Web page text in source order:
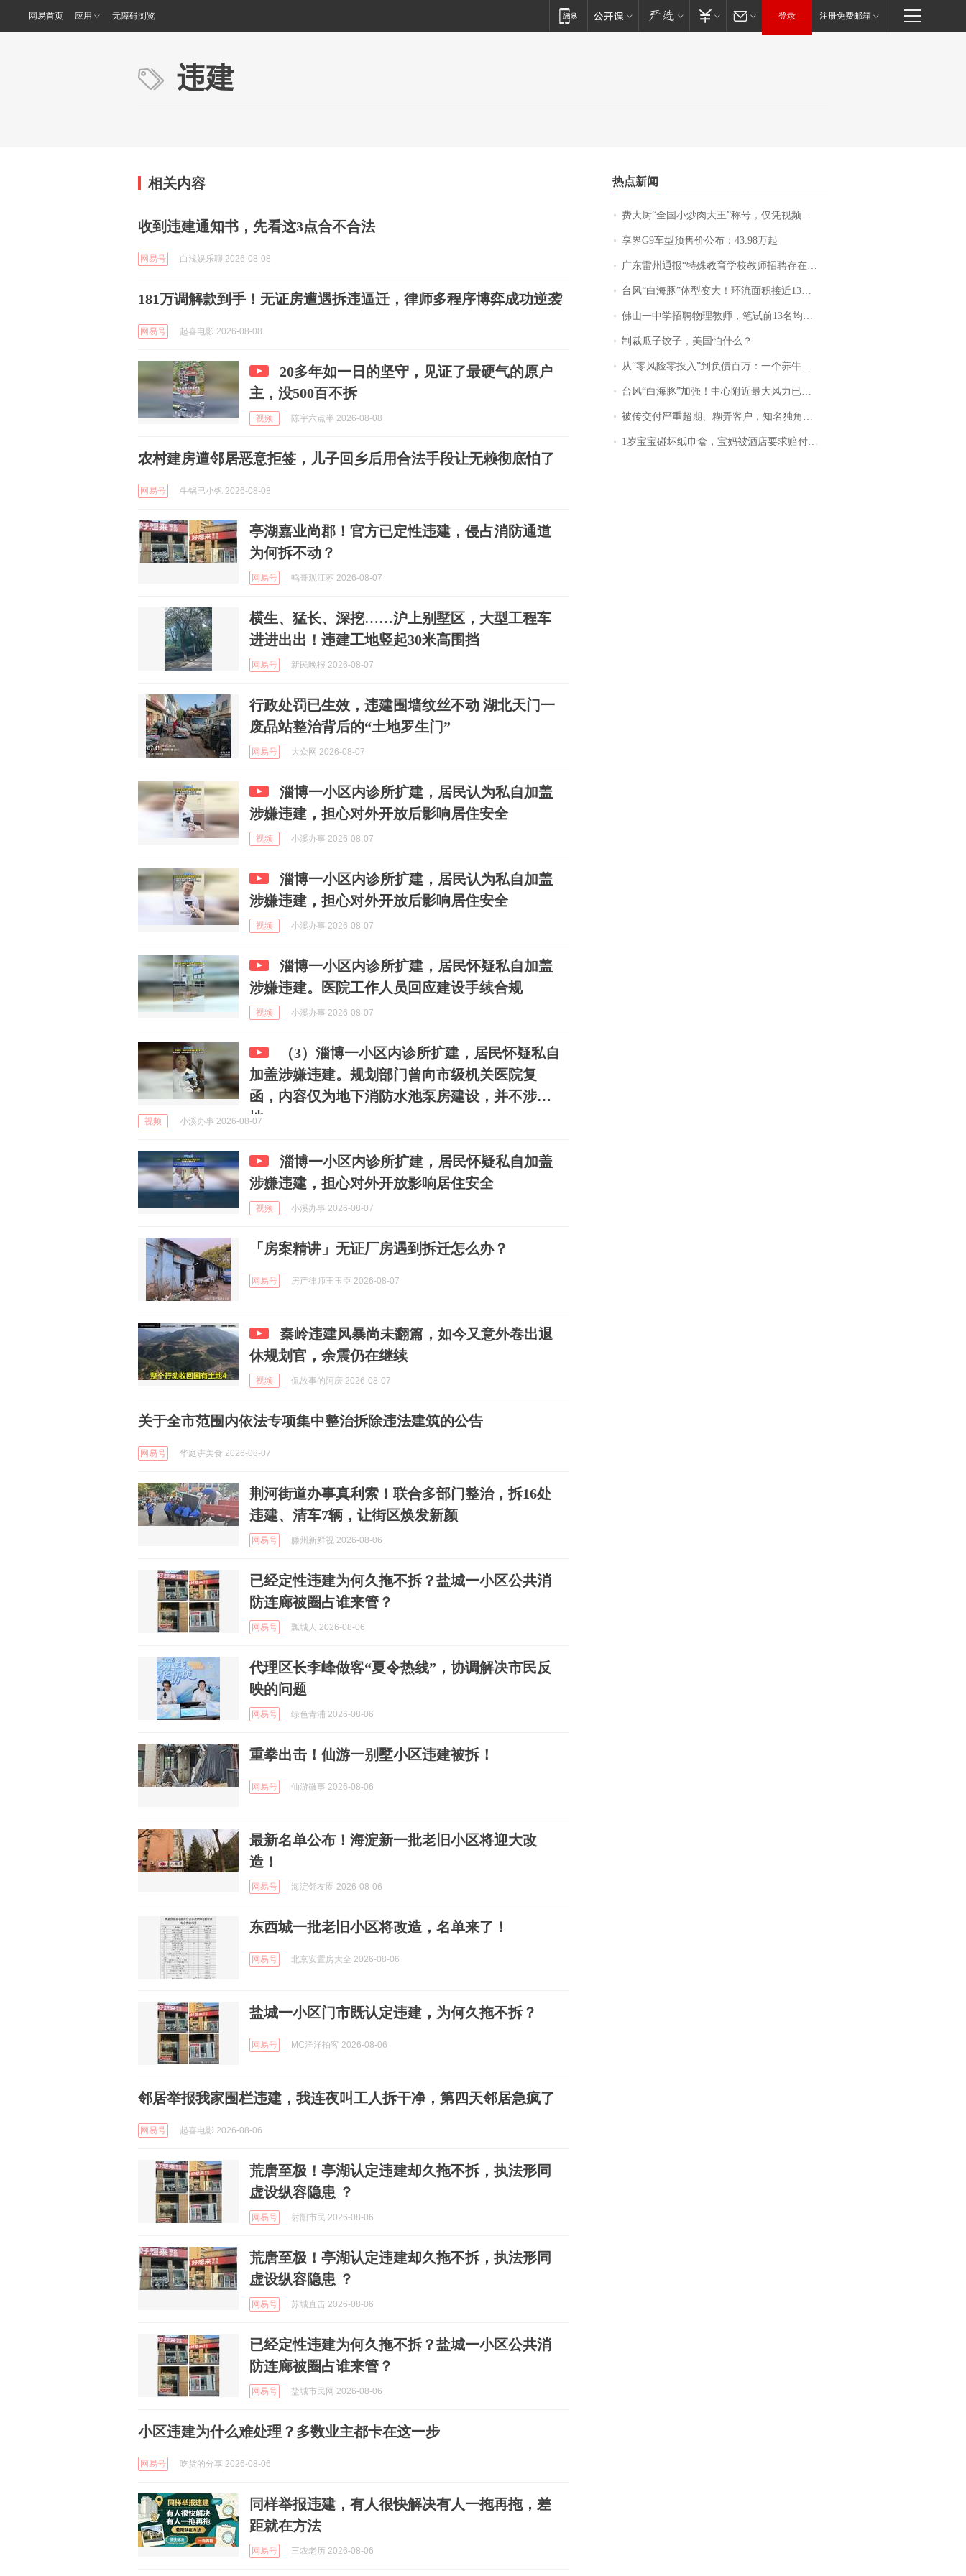
网易首页 应用 无障碍浏览 登录 注册免费邮箱
违建
相关内容
收到违建通知书，先看这3点合不合法
网易号 白浅娱乐聊 2026-08-08
181万调解款到手！无证房遭遇拆违逼迁，律师多程序博弈成功逆袭
网易号 起喜电影 2026-08-08
20多年如一日的坚守，见证了最硬气的原户
主，没500百不拆
视频 陈宇六点半 2026-08-08
农村建房遭邻居恶意拒签，儿子回乡后用合法手段让无赖彻底怕了
网易号 牛锅巴小钒 2026-08-08
亭湖嘉业尚郡！官方已定性违建，侵占消防通道
为何拆不动？
网易号 鸣哥观江苏 2026-08-07
横生、猛长、深挖……沪上别墅区，大型工程车
进进出出！违建工地竖起30米高围挡
网易号 新民晚报 2026-08-07
行政处罚已生效，违建围墙纹丝不动 湖北天门一
废品站整治背后的“土地罗生门”
网易号 大众网 2026-08-07
淄博一小区内诊所扩建，居民认为私自加盖
涉嫌违建，担心对外开放后影响居住安全
视频 小溪办事 2026-08-07
淄博一小区内诊所扩建，居民认为私自加盖
涉嫌违建，担心对外开放后影响居住安全
视频 小溪办事 2026-08-07
淄博一小区内诊所扩建，居民怀疑私自加盖
涉嫌违建。医院工作人员回应建设手续合规
视频 小溪办事 2026-08-07
（3）淄博一小区内诊所扩建，居民怀疑私自
加盖涉嫌违建。规划部门曾向市级机关医院复
函，内容仅为地下消防水池泵房建设，并不涉及
地...
视频 小溪办事 2026-08-07
淄博一小区内诊所扩建，居民怀疑私自加盖
涉嫌违建，担心对外开放影响居住安全
视频 小溪办事 2026-08-07
「房案精讲」无证厂房遇到拆迁怎么办？
网易号 房产律师王玉臣 2026-08-07
秦岭违建风暴尚未翻篇，如今又意外卷出退
休规划官，余震仍在继续
视频 侃故事的阿庆 2026-08-07
关于全市范围内依法专项集中整治拆除违法建筑的公告
网易号 华庭讲美食 2026-08-07
荆河街道办事真利索！联合多部门整治，拆16处
违建、清车7辆，让街区焕发新颜
网易号 滕州新鲜视 2026-08-06
已经定性违建为何久拖不拆？盐城一小区公共消
防连廊被圈占谁来管？
网易号 瓢城人 2026-08-06
代理区长李峰做客“夏令热线”，协调解决市民反
映的问题
网易号 绿色青浦 2026-08-06
重拳出击！仙游一别墅小区违建被拆！
网易号 仙游微事 2026-08-06
最新名单公布！海淀新一批老旧小区将迎大改
造！
网易号 海淀邻友圈 2026-08-06
东西城一批老旧小区将改造，名单来了！
网易号 北京安置房大全 2026-08-06
盐城一小区门市既认定违建，为何久拖不拆？
网易号 MC洋洋拍客 2026-08-06
邻居举报我家围栏违建，我连夜叫工人拆干净，第四天邻居急疯了
网易号 起喜电影 2026-08-06
荒唐至极！亭湖认定违建却久拖不拆，执法形同
虚设纵容隐患 ？
网易号 射阳市民 2026-08-06
荒唐至极！亭湖认定违建却久拖不拆，执法形同
虚设纵容隐患 ？
网易号 苏城直击 2026-08-06
已经定性违建为何久拖不拆？盐城一小区公共消
防连廊被圈占谁来管？
网易号 盐城市民网 2026-08-06
小区违建为什么难处理？多数业主都卡在这一步
网易号 吃货的分享 2026-08-06
同样举报违建，有人很快解决有人一拖再拖，差
距就在方法
网易号 三农老历 2026-08-06
热点新闻
费大厨“全国小炒肉大王”称号，仅凭视频评出？中国烹饪协会回应
享界G9车型预售价公布：43.98万起
广东雷州通报“特殊教育学校教师招聘存在违规行为”：已启动问责程序 副校长被停职
台风“白海豚”体型变大！环流面积接近13个浙江那么大
佛山一中学招聘物理教师，笔试前13名均遭淘汰？教育局：已叫停招聘，成立调查组全面核查
制裁瓜子饺子，美国怕什么？
从“零风险零投入”到负债百万：一个养牛项目崩盘后，谁该为农户的贷款买单丨红星调查
台风“白海豚”加强！中心附近最大风力已达15级 最新研判
被传交付严重超期、糊弄客户，知名独角兽车企创始人回应：都没证据，将依法采取措施，“本人长期与美国交管局保持沟通，对方表示肯定”
1岁宝宝碰坏纸巾盒，宝妈被酒店要求赔付924元！三亚一酒店回复：骨瓷定制！网友一查价格，吵翻了